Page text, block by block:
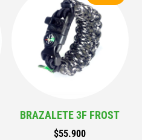
BRAZALETE 3F FROST
$55.900